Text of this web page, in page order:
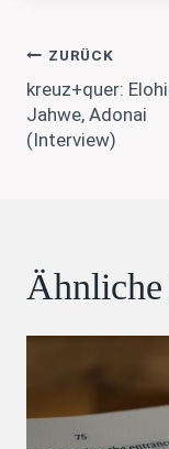
ZURÜCK
kreuz+quer:
Jahwe, Adonai
(Interview)